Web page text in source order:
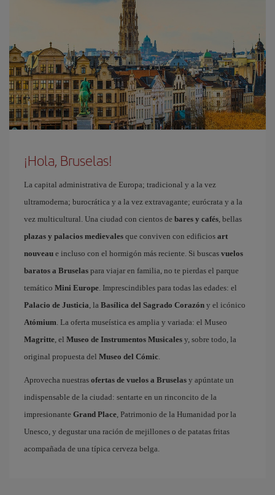
¡Hola, Bruselas!
La capital administrativa de Europa; tradicional y a la vez
ultramoderna; burocrática y a la vez extravagante; eurócrata y a la
vez multicultural. Una ciudad con cientos de bares y cafés, bellas
plazas y palacios medievales que conviven con edificios art
nouveau e incluso con el hormigón más reciente. Si buscas vuelos
baratos a Bruselas para viajar en familia, no te pierdas el parque
temático Mini Europe. Imprescindibles para todas las edades: el
Palacio de Justicia, la Basílica del Sagrado Corazón y el icónico
Atómium. La oferta museística es amplia y variada: el Museo
Magritte, el Museo de Instrumentos Musicales y, sobre todo, la
original propuesta del Museo del Cómic.
Aprovecha nuestras ofertas de vuelos a Bruselas y apúntate un
indispensable de la ciudad: sentarte en un rinconcito de la
impresionante Grand Place, Patrimonio de la Humanidad por la
Unesco, y degustar una ración de mejillones o de patatas fritas
acompañada de una típica cerveza belga.